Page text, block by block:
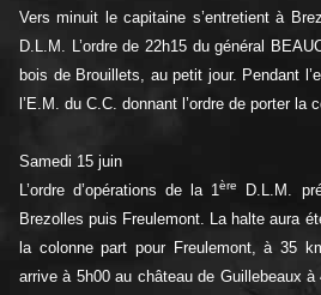
Vers minuit le capitaine s’entretient à
D.L.M. L’ordre de 22h15 du général
bois de Brouillets, au petit jour. Pendant
l’E.M. du C.C. donnant l’ordre de porter la
Samedi 15 juin
L’ordre d’opérations de la 1ère
D.L.M.
Brezolles puis Freulemont. La halte aura
la colonne part pour Freulemont, à 35
arrive à 5h00 au château de Guillebeaux